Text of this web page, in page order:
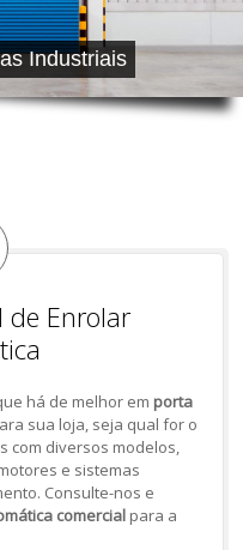
Industriais
de Enrolar
há de melhor em porta
sua loja, seja qual for o
com diversos modelos,
e sistemas
Consulte-nos e
comercialpara a